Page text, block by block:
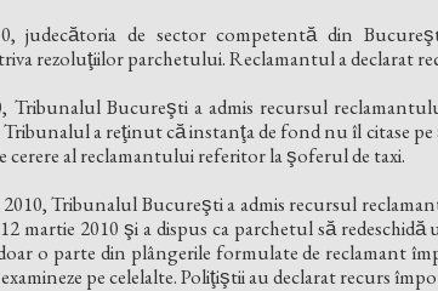
judecătoria de sector competentă din
rezoluţiilor parchetului. Reclamantul a declarat
Tribunalul Bucureşti a admis recursul
a reţinut că instanţa de fond nu îl citase
cerere al reclamantului referitor la şoferul de taxi.
2010, Tribunalul Bucureşti a admis recursul
martie 2010 şi a dispus ca parchetul să
o parte din plângerile formulate de reclamant
examineze pe celelalte. Poliţiştii au declarat recurs